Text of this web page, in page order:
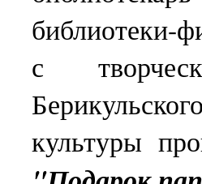
библиотеки-
с
культуры